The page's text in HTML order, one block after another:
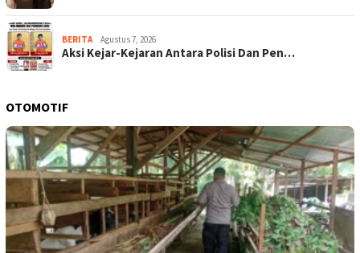
BERITA Agustus 7, 2026
Aksi Kejar-Kejaran Antara Polisi Dan Pen…
OTOMOTIF